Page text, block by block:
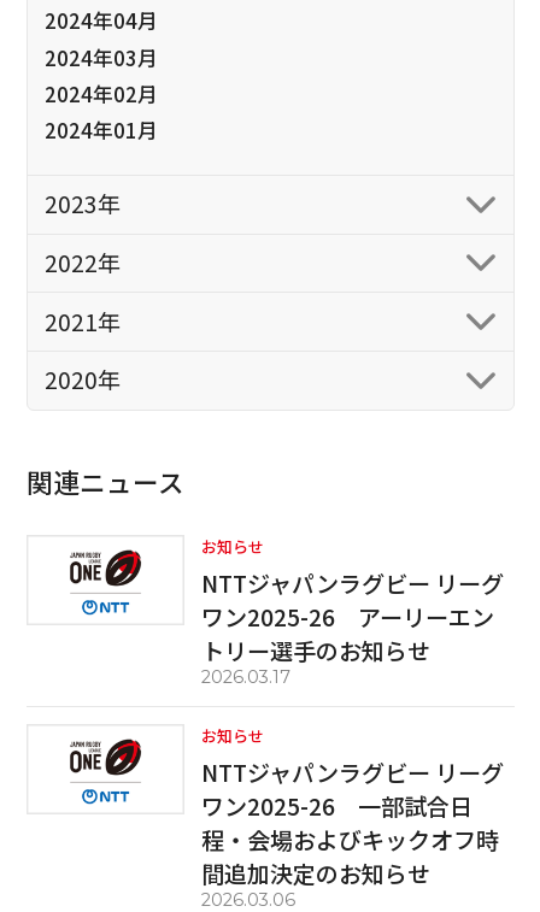
2024年04月
2024年03月
2024年02月
2024年01月
2023年
2022年
2021年
2020年
関連ニュース
お知らせ
NTTジャパンラグビー リーグ
ワン2025-26 アーリーエン
トリー選手のお知らせ
2026.03.17
お知らせ
NTTジャパンラグビー リーグ
ワン2025-26 一部試合日
程・会場およびキックオフ時
間追加決定のお知らせ
2026.03.06